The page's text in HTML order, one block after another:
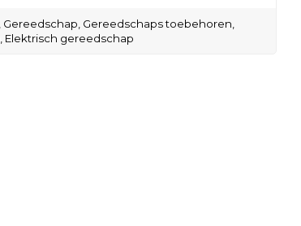
Gereedschap, Gereedschaps toebehoren,
Elektrisch gereedschap